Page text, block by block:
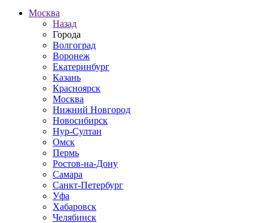
Москва
Назад
Города
Волгоград
Воронеж
Екатеринбург
Казань
Красноярск
Москва
Нижний Новгород
Новосибирск
Нур-Султан
Омск
Пермь
Ростов-на-Дону
Самара
Санкт-Петербург
Уфа
Хабаровск
Челябинск